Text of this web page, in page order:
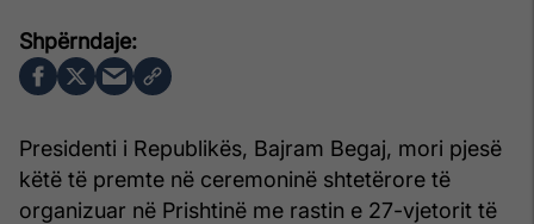
Presidenti i Republikës, Bajram Begaj, mori pjesë
këtë të premte në ceremoninë shtetërore të
organizuar në Prishtinë me rastin e 27-vjetorit të